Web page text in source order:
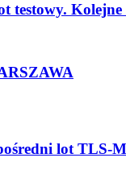
Kolejne
lot TLS-